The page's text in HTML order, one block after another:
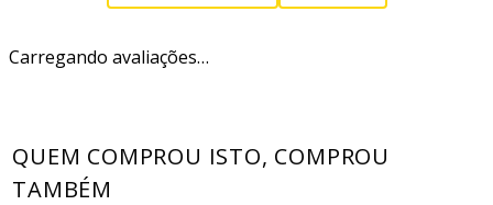
Carregando avaliações…
QUEM COMPROU ISTO, COMPROU
TAMBÉM